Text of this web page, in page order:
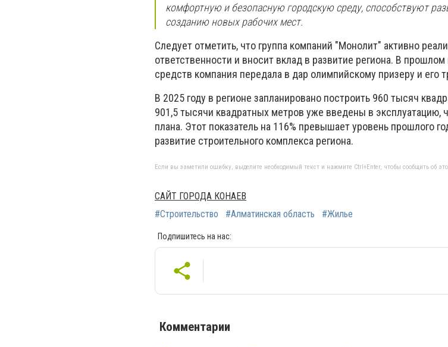
комфортную и безопасную городскую среду, способствуют
созданию новых рабочих мест.
Следует отметить, что группа компаний "Монолит" активно
ответственности и вносит вклад в развитие региона. В
средств компания передала в дар олимпийскому призеру и его
В 2025 году в регионе запланировано построить 960 тысяч
901,5 тысячи квадратных метров уже введены в эксплуатацию,
плана. Этот показатель на 116% превышает уровень прошлого
развитие строительного комплекса региона.
Если вы заметили ошибку, выделите необходимый текст и нажмите Ctrl+Enter, чтобы сообщить об
САЙТ ГОРОДА КОНАЕВ
#Строительство
#Алматинская область #Жилье
Подпишитесь на нас:
Комментарии